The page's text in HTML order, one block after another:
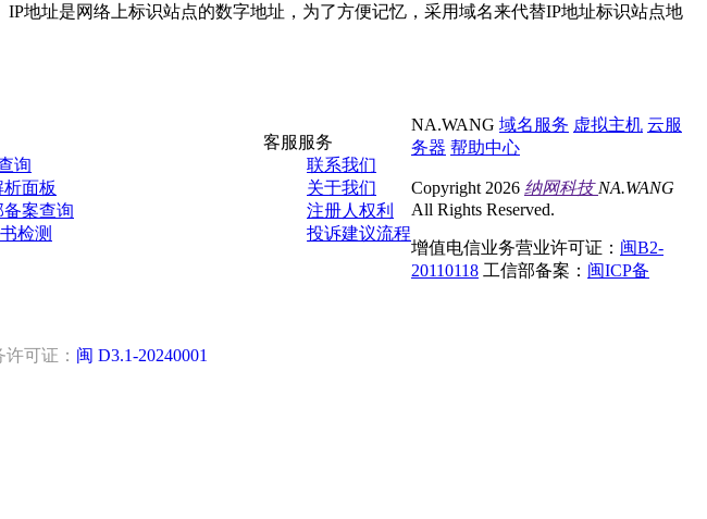
地址是网络上标识站点的数字地址，为了方便记忆，采用域名来代替IP地址标识站点地
询
面板
备案查询
检测
客服服务
联系我们
关于我们
注册人权利
投诉建议流程
NA.WANG 域名服务 虚拟主机 云服
务器 帮助中心
Copyright 2026 纳网科技NA.WANG
All Rights Reserved.
增值电信业务营业许可证： 闽B2-
20110118 工信部备案： 闽ICP备
可证： 闽 D3.1-20240001